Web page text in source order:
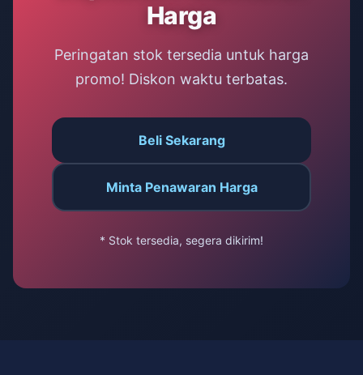
Harga
Peringatan stok tersedia untuk harga
promo! Diskon waktu terbatas.
Beli Sekarang
Minta Penawaran Harga
* Stok tersedia, segera dikirim!